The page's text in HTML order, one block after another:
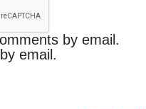
by email.
email.